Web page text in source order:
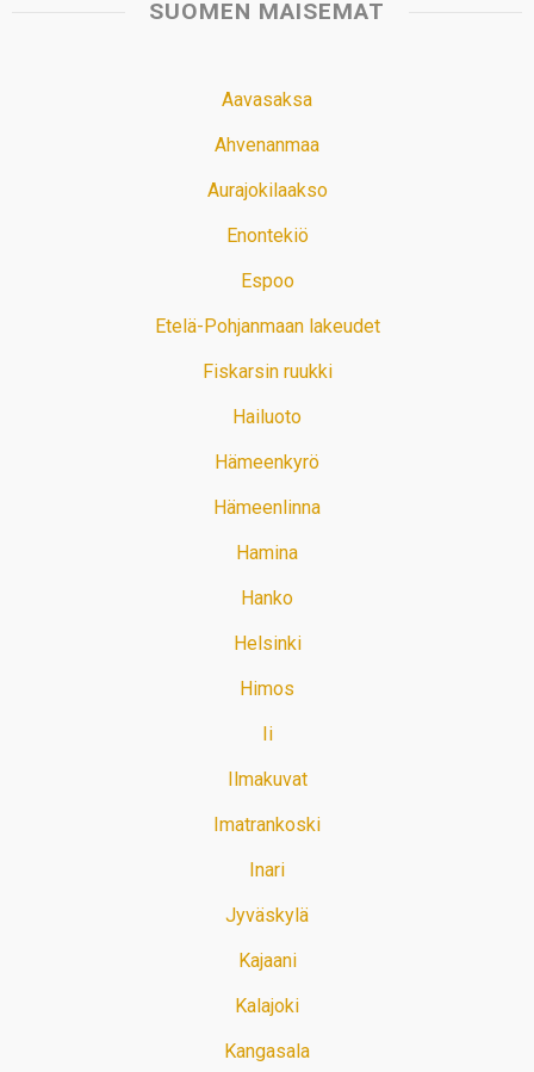
SUOMEN MAISEMAT
Aavasaksa
Ahvenanmaa
Aurajokilaakso
Enontekiö
Espoo
Etelä-Pohjanmaan lakeudet
Fiskarsin ruukki
Hailuoto
Hämeenkyrö
Hämeenlinna
Hamina
Hanko
Helsinki
Himos
Ii
Ilmakuvat
Imatrankoski
Inari
Jyväskylä
Kajaani
Kalajoki
Kangasala